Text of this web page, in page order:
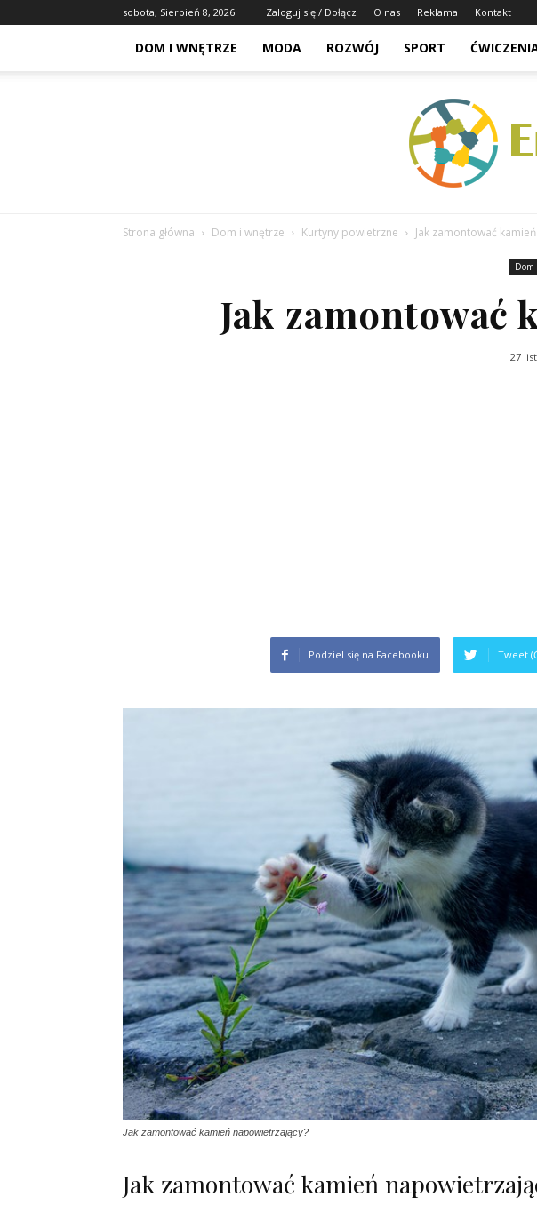
sobota, Sierpień 8, 2026 Zaloguj się / Dołącz O nas Reklama Kontakt
DOM I WNĘTRZE MODA ROZWÓJ SPORT
Strona główna Dom i wnętrze Kurtyny powietrzne Jak zamontować
Jak zamontować
27
Podziel się na Facebooku Tweet
Jak zamontować kamień napowietrzający?
Jak zamontować kamień